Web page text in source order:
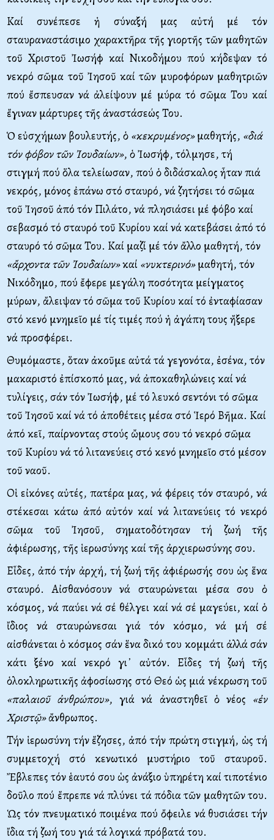
Καί συνέπεσε ἡ σύναξή μας αὐτή μέ τόν
σταυραναστάσιμο χαρακτῆρα τῆς γιορτῆς τῶν μαθητῶν
τοῦ Χριστοῦ Ἰωσήφ καί Νικοδήμου πού κήδεψαν τό
νεκρό σῶμα τοῦ Ἰησοῦ καί τῶν μυροφόρων μαθητριῶν
πού ἔσπευσαν νά ἀλείψουν μέ μύρα τό σῶμα Του καί
ἔγιναν μάρτυρες τῆς ἀναστάσεώς Του.
Ὁ εὐσχήμων βουλευτής, ὁ «κεκρυμένος»μαθητής, «διά
τόν φόβον τῶν Ἰουδαίων», ὁ Ἰωσήφ, τόλμησε, τή
στιγμή πού ὅλα τελείωσαν, πού ὁ διδάσκαλος ἦταν πιά
νεκρός, μόνος ἐπάνω στό σταυρό, νά ζητήσει τό σῶμα
τοῦ Ἰησοῦ ἀπό τόν Πιλάτο, νά πλησιάσει μέ φόβο καί
σεβασμό τό σταυρό τοῦ Κυρίου καί νά κατεβάσει ἀπό τό
σταυρό τό σῶμα Του. Καί μαζί μέ τόν ἄλλο μαθητή, τόν
«ἄρχοντα τῶν Ἰουδαίων»καί «νυκτερινό»μαθητή, τόν
Νικόδημο, πού ἔφερε μεγάλη ποσότητα μείγματος
μύρων, ἄλειψαν τό σῶμα τοῦ Κυρίου καί τό ἐνταφίασαν
στό κενό μνημεῖο μέ τίς τιμές πού ἡ ἀγάπη τους ἤξερε
νά προσφέρει.
Θυμόμαστε, ὅταν ἀκοῦμε αὐτά τά γεγονότα, ἐσένα, τόν
μακαριστό ἐπίσκοπό μας, νά ἀποκαθηλώνεις καί νά
τυλίγεις, σάν τόν Ἰωσήφ, μέ τό λευκό σεντόνι τό σῶμα
τοῦ Ἰησοῦ καί νά τό ἀποθέτεις μέσα στό Ἱερό Βῆμα. Καί
ἀπό κεῖ, παίρνοντας στούς ὤμους σου τό νεκρό σῶμα
τοῦ Κυρίου νά τό λιτανεύεις στό κενό μνημεῖο στό μέσον
τοῦ ναοῦ.
Οἱ εἰκόνες αὐτές, πατέρα μας, νά φέρεις τόν σταυρό, νά
στέκεσαι κάτω ἀπό αὐτόν καί νά λιτανεύεις τό νεκρό
σῶμα τοῦ Ἰησοῦ, σηματοδότησαν τή ζωή τῆς
ἀφιέρωσης, τῆς ἱερωσύνης καί τῆς ἀρχιερωσύνης σου.
Εἶδες, ἀπό τήν ἀρχή, τή ζωή τῆς ἀφιέρωσής σου ὡς ἕνα
σταυρό. Αἰσθανόσουν νά σταυρώνεται μέσα σου ὁ
κόσμος, νά παύει νά σέ θέλγει καί νά σέ μαγεύει, καί ὁ
ἴδιος νά σταυρώνεσαι γιά τόν κόσμο, νά μή σέ
αἰσθάνεται ὁ κόσμος σάν ἕνα δικό του κομμάτι ἀλλά σάν
κάτι ξένο καί νεκρό γι᾿ αὐτόν. Εἶδες τή ζωή τῆς
ὁλοκληρωτικῆς ἀφοσίωσης στό Θεό ὡς μιά νέκρωση τοῦ
«παλαιοῦ ἀνθρώπου», γιά νά ἀναστηθεῖ ὁ νέος «ἐν
Χριστῷ»ἄνθρωπος.
Τήν ἱερωσύνη τήν ἔζησες, ἀπό τήν πρώτη στιγμή, ὡς τή
συμμετοχή στό κενωτικό μυστήριο τοῦ σταυροῦ.
Ἔβλεπες τόν ἑαυτό σου ὡς ἀνάξιο ὑπηρέτη καί τιποτένιο
δοῦλο πού ἔπρεπε νά πλύνει τά πόδια τῶν μαθητῶν του.
Ὡς τόν πνευματικό ποιμένα πού ὄφειλε νά θυσιάσει τήν
ἴδια τή ζωή του γιά τά λογικά πρόβατά του.